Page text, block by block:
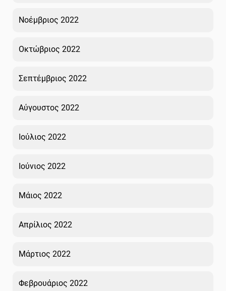
Νοέμβριος 2022
Οκτώβριος 2022
Σεπτέμβριος 2022
Αύγουστος 2022
Ιούλιος 2022
Ιούνιος 2022
Μάιος 2022
Απρίλιος 2022
Μάρτιος 2022
Φεβρουάριος 2022